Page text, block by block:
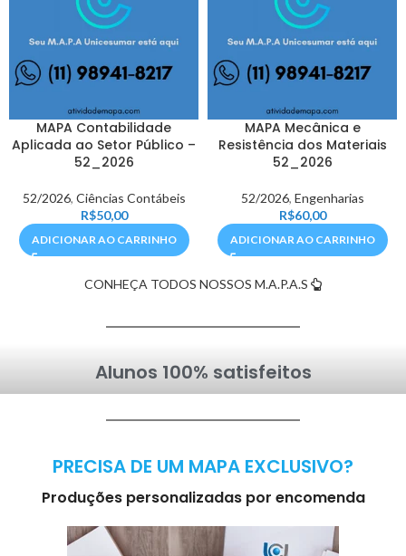
MAPA Contabilidade
Aplicada ao Setor Público –
52_2026
52/2026, Ciências Contábeis
R$50,00
ADICIONAR AO CARRINHO
MAPA Mecânica e
Resistência dos Materiais
52_2026
52/2026, Engenharias
R$60,00
ADICIONAR AO CARRINHO
CONHEÇA TODOS NOSSOS M.A.P.A.S
Alunos 100% satisfeitos
PRECISA DE UM MAPA EXCLUSIVO?
Produções personalizadas por encomenda